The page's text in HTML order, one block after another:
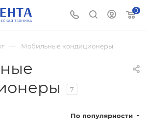
0
— Мобильные кондиционеры
7
По популярности